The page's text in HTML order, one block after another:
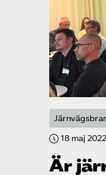
18 maj 2022
Är